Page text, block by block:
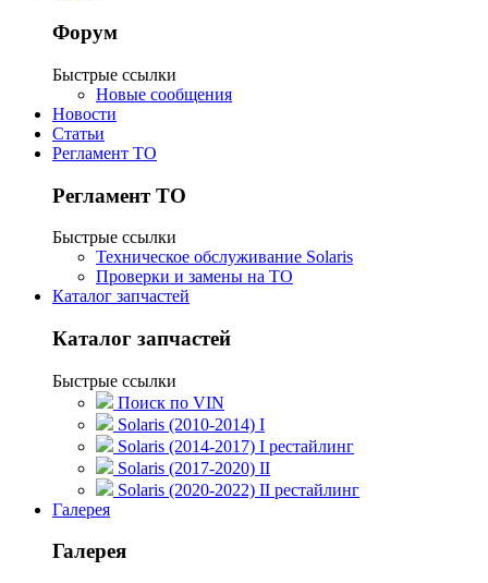
Форум
Быстрые ссылки
Новые сообщения
Новости
Статьи
Регламент ТО
Регламент ТО
Быстрые ссылки
Техническое обслуживание Solaris
Проверки и замены на ТО
Каталог запчастей
Каталог запчастей
Быстрые ссылки
Поиск по VIN
Solaris (2010-2014) I
Solaris (2014-2017) I рестайлинг
Solaris (2017-2020) II
Solaris (2020-2022) II рестайлинг
Галерея
Галерея